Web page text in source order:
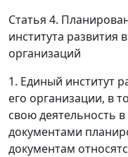
Статья 4.
института
организаций
1. Единый институт
его организации, в
свою деятельность
документами
документам